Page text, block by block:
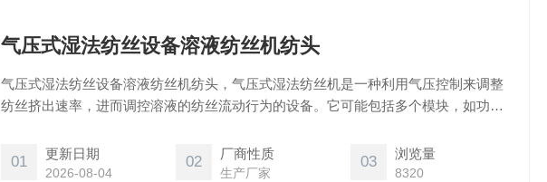
气压式湿法纺丝设备溶液纺丝机纺头
气压式湿法纺丝设备溶液纺丝机纺头，气压式湿法纺丝机是一种利用气压控制来调整
纺丝挤出速率，进而调控溶液的纺丝流动行为的设备。它可能包括多个模块，如功能
的尺寸、纺丝液量、控温范围、卷绕速度等参数会根据具体型号而有所不同。
01 更新日期
2026-08-04
02 厂商性质
生产厂家
03 浏览量
8320